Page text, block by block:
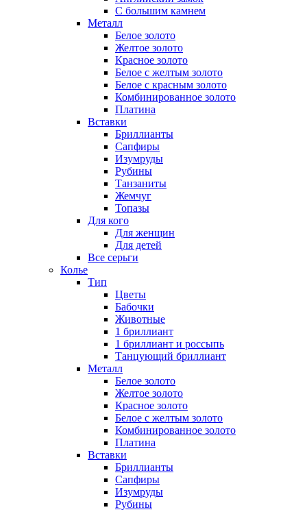
С большим камнем
Металл
Белое золото
Желтое золото
Красное золото
Белое с желтым золото
Белое с красным золото
Комбинированное золото
Платина
Вставки
Бриллианты
Сапфиры
Изумруды
Рубины
Танзаниты
Жемчуг
Топазы
Для кого
Для женщин
Для детей
Все серьги
Колье
Тип
Цветы
Бабочки
Животные
1 бриллиант
1 бриллиант и россыпь
Танцующий бриллиант
Металл
Белое золото
Желтое золото
Красное золото
Белое с желтым золото
Комбинированное золото
Платина
Вставки
Бриллианты
Сапфиры
Изумруды
Рубины